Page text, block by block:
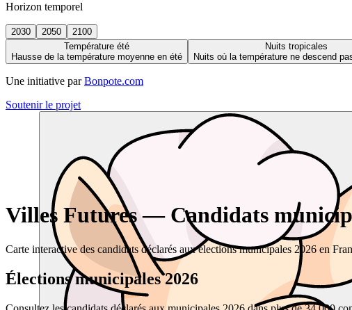
Horizon temporel
2030 2050
2100
Température été
Hausse de la température moyenne en été
Nuits tropicales
Nuits où la température ne descend
Une initiative par Bonpote.com
Soutenir le projet
Villes Futures — Candidats
Carte interactive des candidats déclarés aux élections municipales 2026 en
Élections municipales 2026